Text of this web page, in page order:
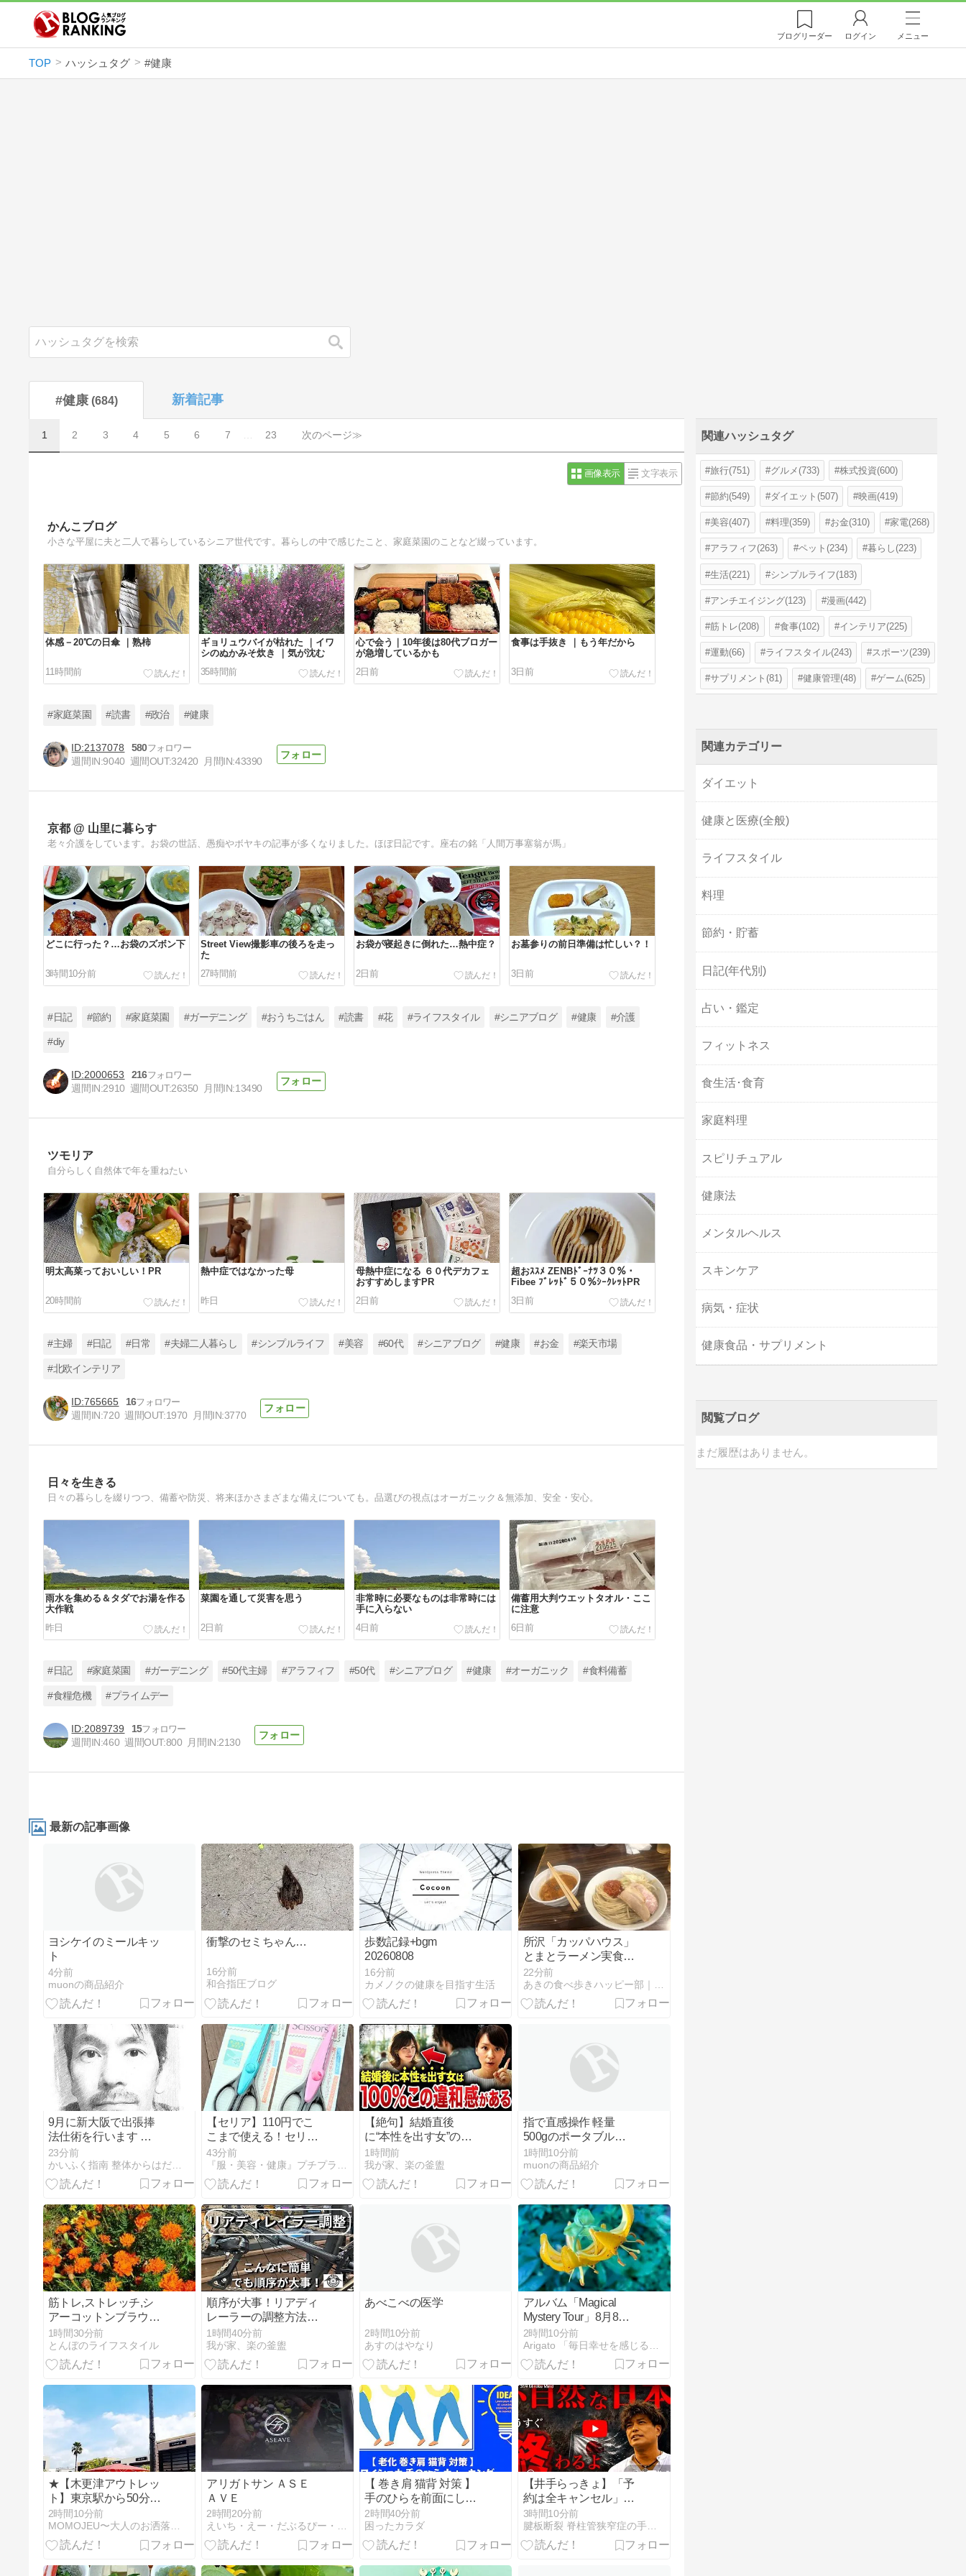
ブログリーダー ログイン メニュー
TOP ハッシュタグ #健康
検索
#健康 684 新着記事
1 2 3 4 5 6 7 23 次のページ≫
画像表示 文字表示
かんこブログ
小さな平屋に夫と二人で暮らしているシニア世代です。暮らしの中で感じたこと、家庭菜園のことなど綴っています。
体感－20℃の日傘 ｜熟柿
11時間前
ギョリュウバイが枯れた ｜イワ
シのぬかみそ炊き ｜気が沈む
35時間前
心で会う｜10年後は80代ブロガー
が急増しているかも
2日前
食事は手抜き ｜もう年だから
3日前
｜加工の仕事
#家庭菜園 #読書 #政治 #健康
2137078
580
週間IN:9040 週間OUT:32420 月間IN:43390
京都 @ 山里に暮らす
老々介護をしています。お袋の世話、愚痴やボヤキの記事が多くなりました。ほぼ日記です。座右の銘「人間万事塞翁が馬」
どこに行った？…お袋のズボン下
3時間10分前
Street View撮影車の後ろを走っ
た
27時間前
お袋が寝起きに倒れた…熱中症？
2日前
お墓参りの前日準備は忙しい？！
3日前
もう少し広いキッチンが欲しい！
#日記 #節約 #家庭菜園 #ガーデニング #おうちごはん #読書 #花 #ライフスタイル #シニアブログ #健康 #介護
#diy
2000653
216
週間IN:2910 週間OUT:26350 月間IN:13490
ツモリア
自分らしく自然体で年を重ねたい
明太高菜っておいしい！PR
20時間前
熱中症ではなかった母
昨日
母熱中症になる ６０代デカフェ
おすすめしますPR
2日前
超おｽｽﾒ ZENBﾄﾞｰﾅﾂ３０％・
Fibee ﾌﾞﾚｯﾄﾞ５０％ｼｰｸﾚｯﾄPR
3日前
残薬をださない薬もミニマルに
介護度の見直し
#主婦 #日記 #日常 #夫婦二人暮らし #シンプルライフ #美容 #60代 #シニアブログ #健康 #お金 #楽天市場
#北欧インテリア
765665
16
週間IN:720 週間OUT:1970 月間IN:3770
日々を生きる
日々の暮らしを綴りつつ、備蓄や防災、将来ほかさまざまな備えについても。品選びの視点はオーガニック＆無添加、安全・安心。
雨水を集める＆タダでお湯を作る
大作戦
昨日
菜園を通して災害を思う
2日前
非常時に必要なものは非常時には
手に入らない
4日前
備蓄用大判ウエットタオル・ここ
に注意
6日前
被災地に直接届く寄付
#日記 #家庭菜園 #ガーデニング #50代主婦 #アラフィフ #50代 #シニアブログ #健康 #オーガニック #食料備蓄
#食糧危機 #プライムデー
2089739
15
週間IN:460 週間OUT:800 月間IN:2130
最新の記事画像
ヨシケイのミールキッ
ト
4分前
muonの商品紹介
衝撃のセミちゃん…
16分前
和合指圧ブログ
歩数記録+bgm
20260808
16分前
カメノクの健康を目指す生活
所沢「カッパハウス」
とまとラーメン実食！
常連が教える絶品チー
ズリゾットの裏技
22分前
あきの食べ歩きハッピー部｜東長崎・西武池袋線沿線グルメ
9月に新大阪で出張捧
法仕術を行います 伊
豆のかいふく指南処
【からはだふくらか】
23分前
かいふく指南 整体からはだふくらか
【セリア】110円でこ
こまで使える！セリア
のクラフトはさみレビ
ュー
43分前
『服・美容・健康』プチプラ×アラフォー今を楽しむ♪
【絶句】結婚直後
に“本性を出す女”の共
通点…交際中にこれが
出たら逃げてくださ
い。 - YouTube
1時間前
我が家、楽の釜盥
指で直感操作 軽量
500gのポータブルデ
ィスプレイ
1時間10分前
muonの商品紹介
筋トレ,ストレッチ,シ
アーコットンブラウ
ス,レディース,食のコ
ントロール等
1時間30分前
とんぼのライフスタイル
順序が大事！リアディ
レーラーの調整方法。
実は意外と簡単？How
To Adjust The Rear
Derailleur - YouTube
1時間40分前
我が家、楽の釜盥
あべこべの医学
2時間10分前
あすのはやなり
アルバム「Magical
Mystery Tour」8月8日
は何の日？（アビイロ
ードの横断歩道写真の
日！ ）
2時間10分前
Arigato 「毎日幸せを感じる」懐かしい曲、思い出、終活
★【木更津アウトレッ
ト】東京駅から50分で
行けるリゾート！夏は
涼しくお買い物♪
2時間10分前
MOMOJEU〜大人のお洒落な旅とグルメ。
アリガトサン ＡＳＥ
ＡＶＥ
2時間20分前
えいち・えー・だぶるぴー・わい life
【 巻き肩 猫背 対策 】
手のひらを前面にして
歩く スワイショウ 手
のひら ウォーキング
2時間40分前
困ったカラダ
【井手らっきょ】「予
約は全キャンセル」熊
本地震で経営するスナ
ックが営業停止
3時間10分前
腱板断裂 脊柱管狭窄症の手術 傷病手当受給中 血尿
関連ハッシュタグ
旅行(751) グルメ(733) 株式投資(600)
節約(549) ダイエット(507) 映画(419)
美容(407) 料理(359) お金(310) 家電(268)
アラフィフ(263) ペット(234) 暮らし(223)
生活(221) シンプルライフ(183)
アンチエイジング(123) 漫画(442)
筋トレ(208) 食事(102) インテリア(225)
運動(66) ライフスタイル(243) スポーツ(239)
サプリメント(81) 健康管理(48) ゲーム(625)
関連カテゴリー
ダイエット
健康と医療(全般)
ライフスタイル
料理
節約・貯蓄
日記(年代別)
占い・鑑定
フィットネス
食生活･食育
家庭料理
スピリチュアル
健康法
メンタルヘルス
スキンケア
病気・症状
健康食品・サプリメント
閲覧ブログ
まだ履歴はありません。